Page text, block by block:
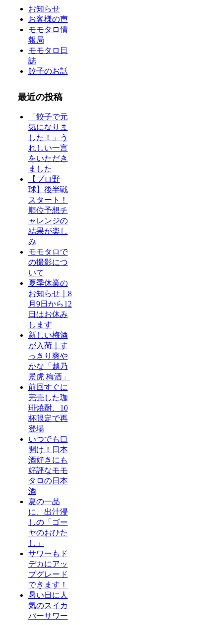
お知らせ
お客様の声
モモタロ情
報局
モモタロ日
誌
餃子のお話
最近の投稿
「餃子で元
気になりま
した！」う
れしい一言
をいただき
ました
【プロ野
球】後半戦
スタート！
順位予想チ
ャレンジの
結果が楽し
み
モモタロで
の撮影につ
いて
夏季休業の
お知らせ｜8
月9日から12
日はお休み
します
新しい梅酒
が入荷｜す
っきり爽や
かな「越乃
景虎 梅酒」
前回すぐに
完売した珈
琲焼酎、10
杯限定で再
登場
いつでも口
開け！日本
酒好きにも
好評なモモ
タロの日本
酒
夏の一品
に、出汁浸
しの「ゴー
ヤのおひた
し」
サワーもド
デカにアッ
プグレード
できます！
暑い日に人
気のスイカ
バーサワー